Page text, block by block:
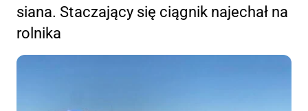
siana. Staczający się ciągnik najechał na
rolnika